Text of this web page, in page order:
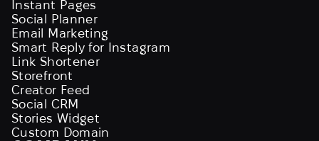
Instant Pages
Social Planner
Email Marketing
Smart Reply for Instagram
Link Shortener
Storefront
Creator Feed
Social CRM
Stories Widget
Custom Domain